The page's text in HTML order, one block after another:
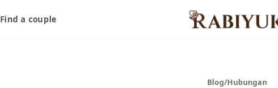
Find a couple
Blog/Hubungan